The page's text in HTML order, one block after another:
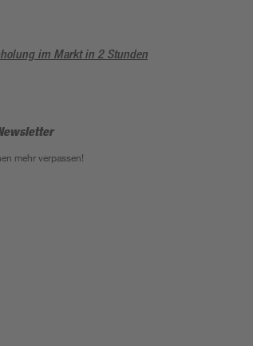
im Markt in 2 Stunden
mehr verpassen!